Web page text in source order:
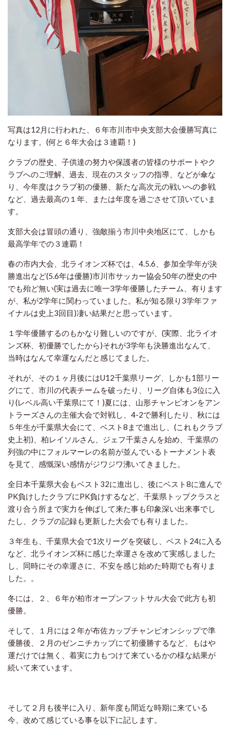
写真は12月に行われた、６年市川市中央支部大会優勝写真に
なります。(何と６年大会は３連覇！)
クラブの歴史、子供達の努力や保護者の皆様のサポートやク
ラブへのご理解、過去、現在のスタッフの指導、などが傘な
り、今年度はクラブ初の優勝、新たな高次元の戦いへの参戦
など、過去最高の１年、または年度を過ごさせて頂いていま
す。
支部大会は冒頭の通り、強敵揃う市川中央地区にて、しかも
最高学年での３連覇！
春の市内大会、北ライオンズ杯では、4.5.6、参加全学年が決
勝進出など(5.6年は優勝)市川市サッカー協会50年の歴史の中
でも殆ど無い(実は過去に唯一3学年優勝したチーム、有ります
が、私が2学年に関わっていました。私が知る限り3学年ファ
イナルは史上3回目)凄い結果だと思っています。
１学年優勝するのもかなり難しいのですが、(実際、北ライオ
ンズ杯、初優勝でしたから)それが3学年も決勝進出なんて、
当時はなんて幸運なんだと感じてました。
それが、その１ヶ月後にはU12千葉県リーグ、しかも1部リー
グにて、市川の代表チームを破ったり、リーグ自体も3位に入
り(レベル高い千葉県にて！)夏には、山形チャンピオンをアン
トラーズさんの主催大会で対戦し、4-2で勝利したり、秋には
５年生が千葉県大会にて、ベスト8まで進出し、(これもクラブ
史上初)、柏レイソルさん、ジェフ千葉さんを始め、千葉県の
列強の中にフォルマーレの名前が並んでいるトーナメント表
を見て、感慨深い感情がジワジワ沸いてきました。
全日本千葉県大会もベスト32に進出し、後にベスト8に進んで
PK負けしたクラブにPK負けするなど、千葉県トップクラスと
渡り合う所まで実力を伸ばして来た事も印象深い出来事でし
たし、クラブの記録も更新した大会でも有りました。
３年生も、千葉県大会で1次リーグを突破し、ベスト24に入る
など、北ライオンズ杯に感じた幸運さを改めて実感しました
し、同時にその幸運さに、不安を感じ始めた時期でも有りま
した。。
冬には、２、６年が柏市オープンフットサル大会で此方も初
優勝。
そして、１月には２年が布佐カップチャンピオンシップで準
優勝後、２月のゼンニチカップにて初優勝するなど、もはや
運だけでは無く、着実に力もつけて来ているかの様な結果が
続いて来ています。
そして２月も後半に入り、新年度も間近な時期に来ている
今、改めて感じている事を以下に記します。